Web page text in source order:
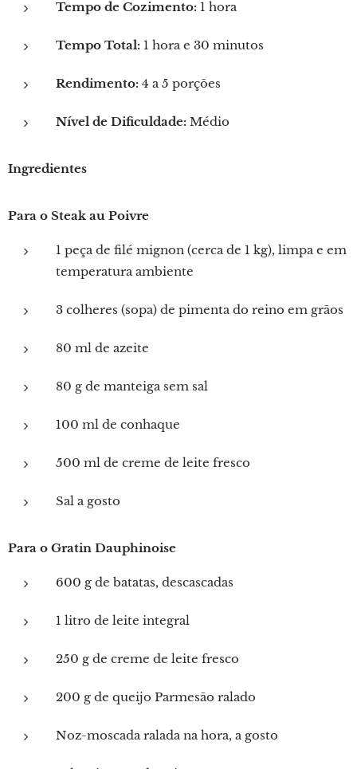
Tempo de Cozimento: 1 hora
Tempo Total: 1 hora e 30 minutos
Rendimento: 4 a 5 porções
Nível de Dificuldade: Médio
Ingredientes
Para o Steak au Poivre
1 peça de filé mignon (cerca de 1 kg), limpa e em
temperatura ambiente
3 colheres (sopa) de pimenta do reino em grãos
80 ml de azeite
80 g de manteiga sem sal
100 ml de conhaque
500 ml de creme de leite fresco
Sal a gosto
Para o Gratin Dauphinoise
600 g de batatas, descascadas
1 litro de leite integral
250 g de creme de leite fresco
200 g de queijo Parmesão ralado
Noz-moscada ralada na hora, a gosto